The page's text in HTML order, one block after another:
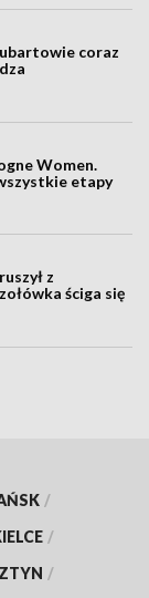
coraz
Women.
etapy
z
ściga się
/
/
/